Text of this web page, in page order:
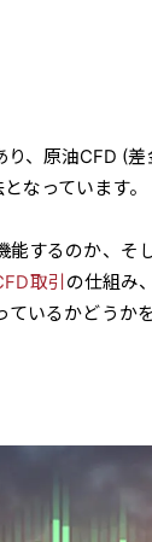
、原油CFD (
なっています。
能するのか、そ
取引 の仕組み
いるかどうか